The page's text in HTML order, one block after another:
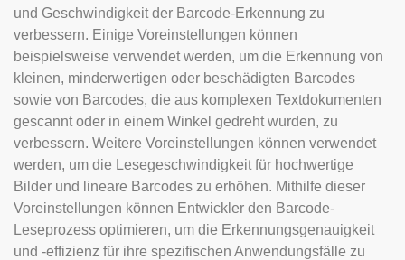
und Geschwindigkeit der Barcode-Erkennung zu
verbessern. Einige Voreinstellungen können
beispielsweise verwendet werden, um die Erkennung von
kleinen, minderwertigen oder beschädigten Barcodes
sowie von Barcodes, die aus komplexen Textdokumenten
gescannt oder in einem Winkel gedreht wurden, zu
verbessern. Weitere Voreinstellungen können verwendet
werden, um die Lesegeschwindigkeit für hochwertige
Bilder und lineare Barcodes zu erhöhen. Mithilfe dieser
Voreinstellungen können Entwickler den Barcode-
Leseprozess optimieren, um die Erkennungsgenauigkeit
und -effizienz für ihre spezifischen Anwendungsfälle zu